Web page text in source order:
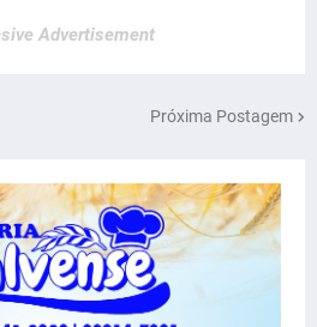
Advertisement
Próxima Postagem